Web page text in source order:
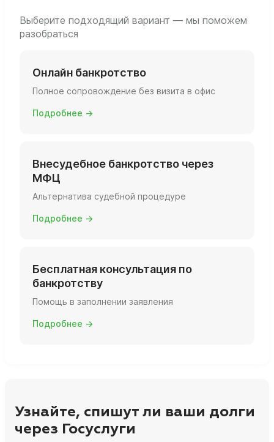
принял и довёл дело до реального
списания долгов.
Выберите подходящий вариант — мы поможем
разобраться
Онлайн банкротство
Полное сопровождение без визита в офис
Подробнее →
Внесудебное банкротство через
МФЦ
Альтернатива судебной процедуре
Подробнее →
Бесплатная консультация по
банкротству
Помощь в заполнении заявления
Подробнее →
Узнайте, спишут ли ваши долги
через Госуслуги